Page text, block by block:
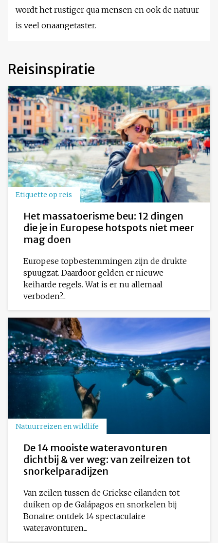
wordt het rustiger qua mensen en ook de natuur
is veel onaangetaster.
Reisinspiratie
Etiquette op reis
Het massatoerisme beu: 12 dingen
die je in Europese hotspots niet meer
mag doen
Europese topbestemmingen zijn de drukte
spuugzat. Daardoor gelden er nieuwe
keiharde regels. Wat is er nu allemaal
verboden?...
Natuurreizen en wildlife
De 14 mooiste wateravonturen
dichtbij & ver weg: van zeilreizen tot
snorkelparadijzen
Van zeilen tussen de Griekse eilanden tot
duiken op de Galápagos en snorkelen bij
Bonaire: ontdek 14 spectaculaire
wateravonturen...